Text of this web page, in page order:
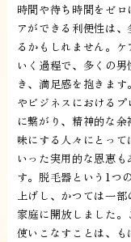
時間や待ち時間をゼ
アができる利便性は
るかもしれません。
いく過程で、多くの
き、満足感を抱きま
やビジネスにおける
に繋がり、精神的な
味にする人々にとっ
いった実用的な恩恵
す。脱毛器という1つ
上げし、かつては一
家庭に開放しました
使いこなすことは、